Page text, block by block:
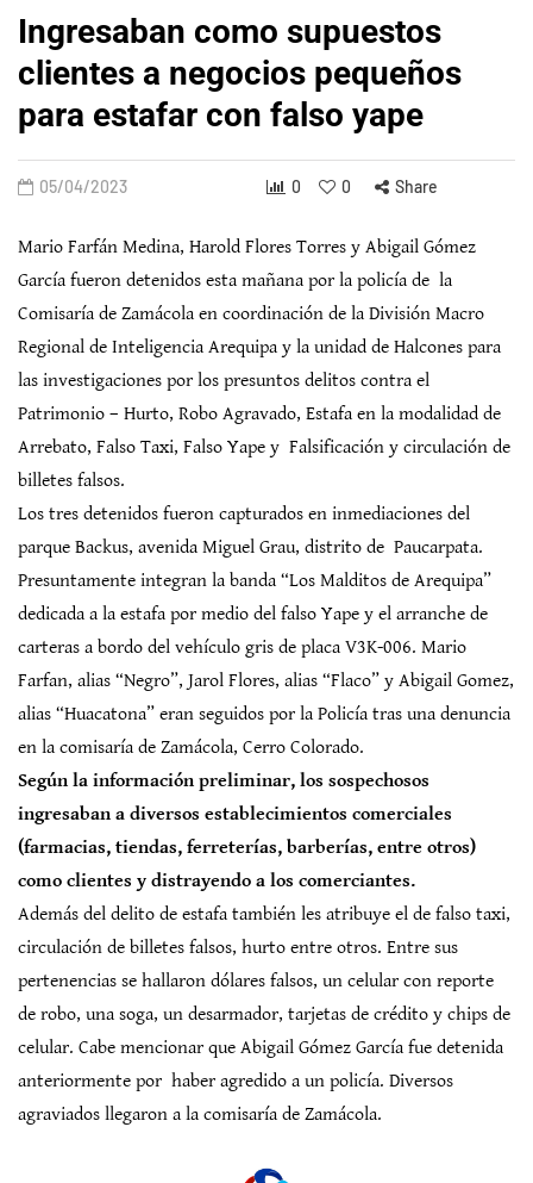
Ingresaban como supuestos
clientes a negocios pequeños
para estafar con falso yape
05/04/2023 0 0 Share
Mario Farfán Medina, Harold Flores Torres y Abigail Gómez
García fueron detenidos esta mañana por la policía de la
Comisaría de Zamácola en coordinación de la División Macro
Regional de Inteligencia Arequipa y la unidad de Halcones para
las investigaciones por los presuntos delitos contra el
Patrimonio – Hurto, Robo Agravado, Estafa en la modalidad de
Arrebato, Falso Taxi, Falso Yape y Falsificación y circulación de
billetes falsos.
Los tres detenidos fueron capturados en inmediaciones del
parque Backus, avenida Miguel Grau, distrito de Paucarpata.
Presuntamente integran la banda “Los Malditos de Arequipa”
dedicada a la estafa por medio del falso Yape y el arranche de
carteras a bordo del vehículo gris de placa V3K-006. Mario
Farfan, alias “Negro”, Jarol Flores, alias “Flaco” y Abigail Gomez,
alias “Huacatona” eran seguidos por la Policía tras una denuncia
en la comisaría de Zamácola, Cerro Colorado.
Según la información preliminar, los sospechosos
ingresaban a diversos establecimientos comerciales
(farmacias, tiendas, ferreterías, barberías, entre otros)
como clientes y distrayendo a los comerciantes.
Además del delito de estafa también les atribuye el de falso taxi,
circulación de billetes falsos, hurto entre otros. Entre sus
pertenencias se hallaron dólares falsos, un celular con reporte
de robo, una soga, un desarmador, tarjetas de crédito y chips de
celular. Cabe mencionar que Abigail Gómez García fue detenida
anteriormente por haber agredido a un policía. Diversos
agraviados llegaron a la comisaría de Zamácola.